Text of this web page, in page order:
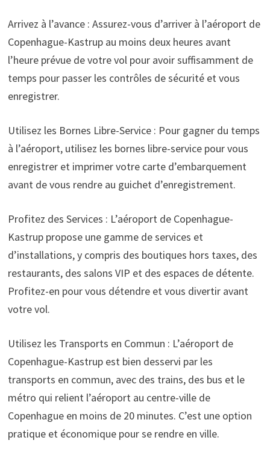
Arrivez à l’avance : Assurez-vous d’arriver à l’aéroport de
Copenhague-Kastrup au moins deux heures avant
l’heure prévue de votre vol pour avoir suffisamment de
temps pour passer les contrôles de sécurité et vous
enregistrer.
Utilisez les Bornes Libre-Service : Pour gagner du temps
à l’aéroport, utilisez les bornes libre-service pour vous
enregistrer et imprimer votre carte d’embarquement
avant de vous rendre au guichet d’enregistrement.
Profitez des Services : L’aéroport de Copenhague-
Kastrup propose une gamme de services et
d’installations, y compris des boutiques hors taxes, des
restaurants, des salons VIP et des espaces de détente.
Profitez-en pour vous détendre et vous divertir avant
votre vol.
Utilisez les Transports en Commun : L’aéroport de
Copenhague-Kastrup est bien desservi par les
transports en commun, avec des trains, des bus et le
métro qui relient l’aéroport au centre-ville de
Copenhague en moins de 20 minutes. C’est une option
pratique et économique pour se rendre en ville.